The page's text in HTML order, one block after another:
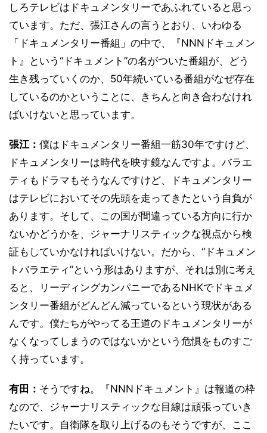
しろテレビはドキュメンタリーであふれていると思っ
ています。ただ、張江さんの言うとおり、いわゆる
「ドキュメンタリー番組」の中で、『NNNドキュメン
ト』という“ドキュメント”の名がついた番組が、どう
生き残っていくのか、50年続いている番組がなぜ存在
しているのかということに、きちんと向き合わなけれ
ばいけないと思っています。
張江： 僕はドキュメンタリー番組一筋30年ですけど、
ドキュメンタリーは時代を映す鏡なんですよ。バラエ
ティもドラマもそうなんですけど、ドキュメンタリー
はテレビにおいてその先頭を走ってきたという自負が
あります。そして、この国が間違っている方向に行か
ないかどうかを、ジャーナリスティックな視点から検
証もしていかなければいけない。だから、“ドキュメン
トバラエティ”という形はありますが、それは別に考え
ると、リーディングカンパニーであるNHKでドキュメ
ンタリー番組がどんどん減っているという現状がある
んです。僕たちがやってる王道のドキュメンタリーが
なくなってしまうのではないかという危惧をものすご
く持っています。
有田： そうですね。『NNNドキュメント』は報道の枠
なので、ジャーナリスティックな目線は頑張っていき
たいです。自衛隊を取り上げるのもそうですが、ここ